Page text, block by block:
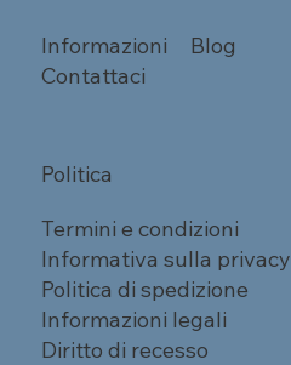
Informazioni
Blog
Contattaci
Politica
Termini e condizioni
Informativa sulla privacy
Politica di spedizione
Informazioni legali
Diritto di recesso